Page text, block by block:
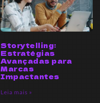
Storytelling:
Estratégias
Avançadas para
Marcas
Impactantes
Leia mais »